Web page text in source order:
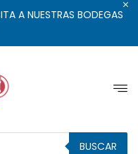
A NUESTRAS BODEGAS
BUSCAR